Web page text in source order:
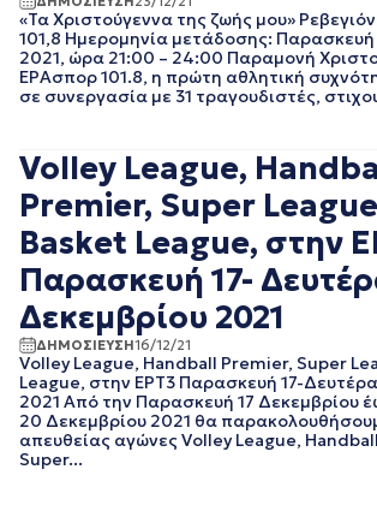
EΡΤNEWS
ΓΕΝΙΚΗ
ΓΡΑΦΕΙΟ ΤΥΠΟΥ
ΕΡΤ
ΚΙΝΗΜΑΤΟΓΡΑΦΙΚΕΣ
ΠΟΛΙΤΙΣΜΟΣ
ΡΑΔΙΟΦΩΝΟ
ΤΗΛΕΟΡΑΣΗ
ΜΑΙΟΣ 2025
ΑΠΡΙΛΙΟΣ 2025
ΜΑΡΤΙΟΣ 2025
ΦΕΒΡΟΥΑΡΙΟΣ 2025
ΑΥΓΟΥΣΤΟΣ 2024
ΙΟΥΛΙΟΣ 2024
ΙΟΥΝΙΟΣ 2024
ΜΑΙΟΣ 2024
ΜΑΡΤΙΟΣ 2024
ΦΕΒΡΟΥΑΡΙΟΣ 2024
ΝΟΕΜΒΡΙΟΣ 2023
ΟΚΤΩΒΡΙΟΣ 2023
ΑΥΓΟΥΣΤΟΣ 2023
ΙΟΥΛΙΟΣ 2023
ΙΟΥΝΙΟΣ 2023
ΑΠΡΙΛΙΟΣ 2023
«Τα Χριστούγεννα της ζωής μου»
101,8 Ημερομηνία μετάδοσης:
2021, ώρα 21:00 – 24:00 Παραμονή
ΕΡΑσπορ 101.8, η πρώτη αθλητική
σε συνεργασία με 31 τραγουδιστές,
Volley League,
Premier, Super
Basket League, στην
Παρασκευή 17-
Δεκεμβρίου 2021
ΔΗΜΟΣΙΕΥΣΗ16/12/21
Volley League, Handball Premier, Super
League, στην ΕΡΤ3 Παρασκευή 17-
2021 Από την Παρασκευή 17 Δεκεμβρίου
20 Δεκεμβρίου 2021 θα
απευθείας αγώνες Volley League,
Super...